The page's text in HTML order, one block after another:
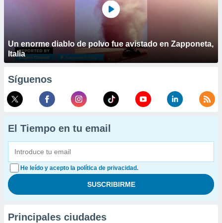
Un enorme diablo de polvo fue avistado en Zapponeta,
Italia
Síguenos
El Tiempo en tu email
He leído y acepto la política de privacidad.
Principales ciudades